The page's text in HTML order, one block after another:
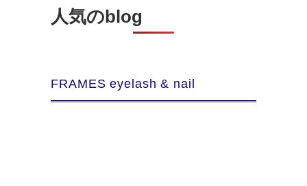
人気のblog
FRAMES eyelash & nail